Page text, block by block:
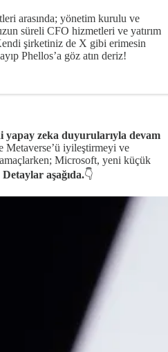
arasında; yönetim kurulu ve
süreli CFO hizmetleri ve yatırım
şirketiniz de X gibi erimesin
Phellos’a göz atın deriz!
yapay zeka duyurularıyla devam
Metaverse’ü iyileştirmeyi ve
Microsoft, yeni küçük
Detaylar aşağıda.👇